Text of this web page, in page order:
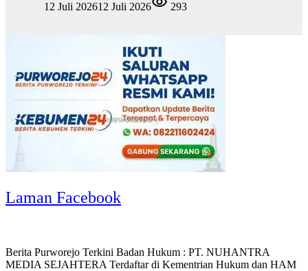
12 Juli 202612 Juli 2026 293
Laman Facebook
Berita Purworejo Terkini Badan Hukum : PT. NUHANTRA
MEDIA SEJAHTERA Terdaftar di Kementrian Hukum dan HAM